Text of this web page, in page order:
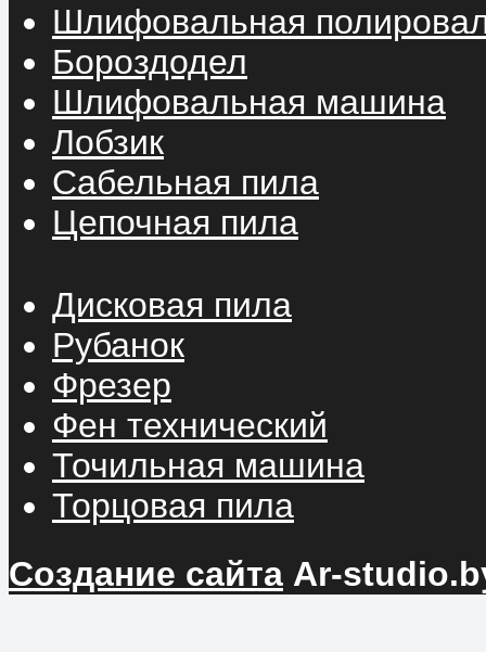
Шлифовальная
Бороздодел
Шлифовальная машина
Лобзик
Сабельная пила
Цепочная пила
Дисковая пила
Рубанок
Фрезер
Фен технический
Точильная машина
Торцовая пила
Создание сайта Ar-